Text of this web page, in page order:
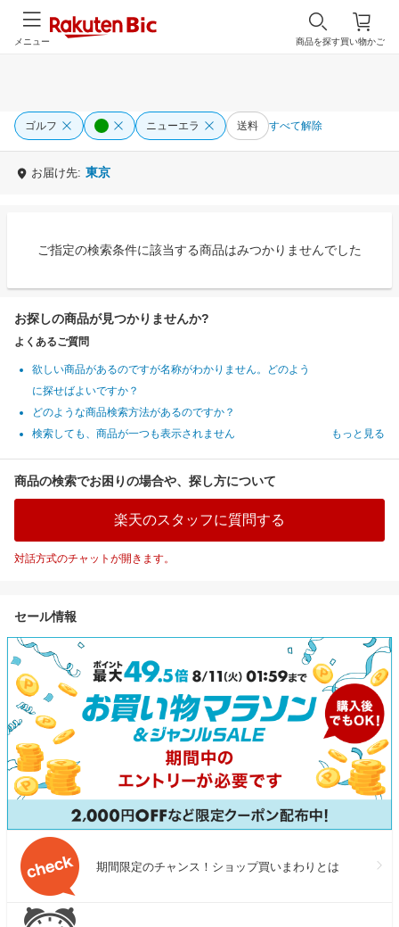
買い物かご
商品を探す
メニュー
ゴルフ ニューエラ 送料 すべて解除
お届け先: 東京
ご指定の検索条件に該当する商品はみつかりませんでした
お探しの商品が見つかりませんか?
よくあるご質問
欲しい商品があるのですが名称がわかりません。どのよう
に探せばよいですか？
どのような商品検索方法があるのですか？
検索しても、商品が一つも表示されません
もっと見る
商品の検索でお困りの場合や、探し方について
楽天のスタッフに質問する
対話方式のチャットが開きます。
セール情報
期間限定のチャンス！ショップ買いまわりとは